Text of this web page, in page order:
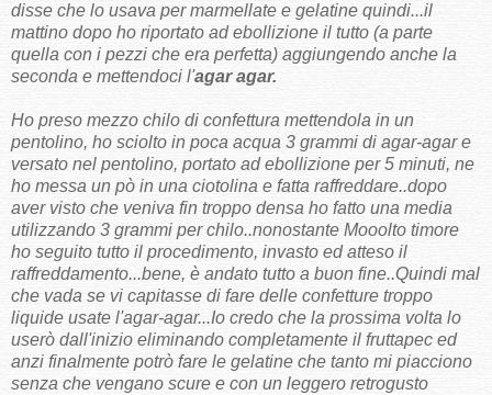
disse che lo usava per marmellate e gelatine quindi...il
mattino dopo ho riportato ad ebollizione il tutto (a parte
quella con i pezzi che era perfetta) aggiungendo anche la
seconda e mettendoci l'agar agar.
Ho preso mezzo chilo di confettura mettendola in un
pentolino, ho sciolto in poca acqua 3 grammi di agar-agar e
versato nel pentolino, portato ad ebollizione per 5 minuti, ne
ho messa un pò in una ciotolina e fatta raffreddare..dopo
aver visto che veniva fin troppo densa ho fatto una media
utilizzando 3 grammi per chilo..nonostante Mooolto timore
ho seguito tutto il procedimento, invasto ed atteso il
raffreddamento...bene, è andato tutto a buon fine..Quindi mal
che vada se vi capitasse di fare delle confetture troppo
liquide usate l'agar-agar...Io credo che la prossima volta lo
userò dall'inizio eliminando completamente il fruttapec ed
anzi finalmente potrò fare le gelatine che tanto mi piacciono
senza che vengano scure e con un leggero retrogusto